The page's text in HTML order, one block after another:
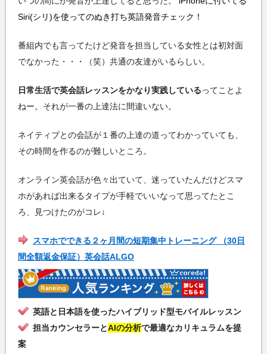
Siri(シリ)を使ってのぬき打ち英語発音チェック！
番組内でも言ってたけど発音を担当している女性とは初対面
でなかった・・・（笑）共通の友達がいるらしい。
日常生活で英会話レッスンをかなり実践しているってことよ
ねー。それが一番の上達法に間違いない。
ネイティブとの会話が１番の上達の道ってわかっていても、
その時間を作るのが難しいところ。
オンライン英会話が色々出ていて、迷っていたんだけどスマ
ホがあれば出来るタイプが手軽でいいなって思ってたとこ
ろ、見つけたのがコレ↓
スマホでできる２ヶ月間の短期集中トレーニング （30日
間全額返金保証）英会話ALGO
英語と日本語を使ったハイブリッド型モバイルレッスン
担当カウンセラーとAIの分析で最適なカリキュラムを提
案